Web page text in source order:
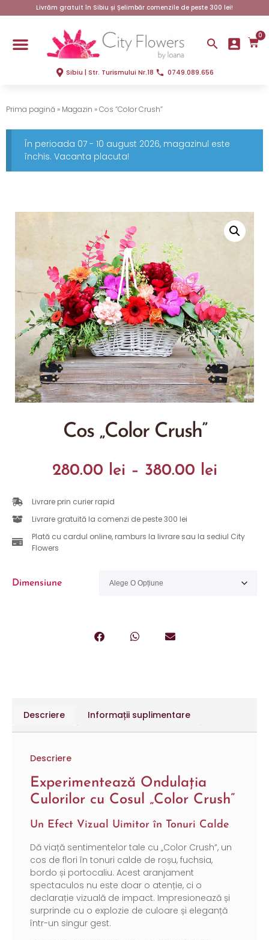
Livrăm gratuit în Sibiu și Șelimbăr comenzile de peste 300 lei!
0
Sibiu | Str. Turismului Nr.18 0749.089.656
Prima pagină » Magazin »Cos “Color Crush”
În perioada 07 - 10 august 2026, magazinul este
închis. Vacanta placuta!
Cos „Color Crush”
280.00 lei – 380.00 lei
Livrare prin curier rapid
Livrare gratuită la comenzi de peste 300 lei
Plată cu cardul online, ramburs la livrare sau la sediul City
Flowers
Dimensiune
Descriere Informații suplimentare
Descriere
Experimentează Ondulația
Culorilor cu Cosul „Color Crush”
Un Efect Vizual Uimitor în Tonuri Calde
Dă viață sentimentelor tale cu „Color Crush”, un
cos de flori în tonuri calde de roșu, fuchsia,
bordo și portocaliu. Acest aranjament
spectaculos nu este doar o atenție, ci o
declarație vizuală de impact. Impresionează și
surprinde cu o explozie de culoare și eleganță
într-un singur gest.